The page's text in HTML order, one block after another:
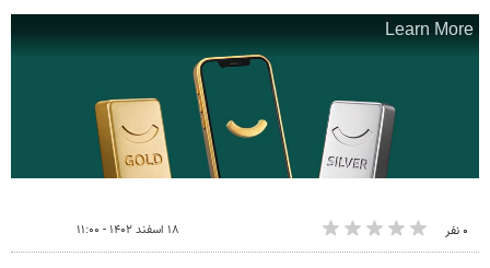
۰ نفر ۱۸ اسفند ۱۴۰۲ - ۱۱:۰۰